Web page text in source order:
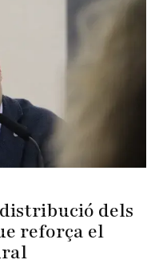
dels
reforça el